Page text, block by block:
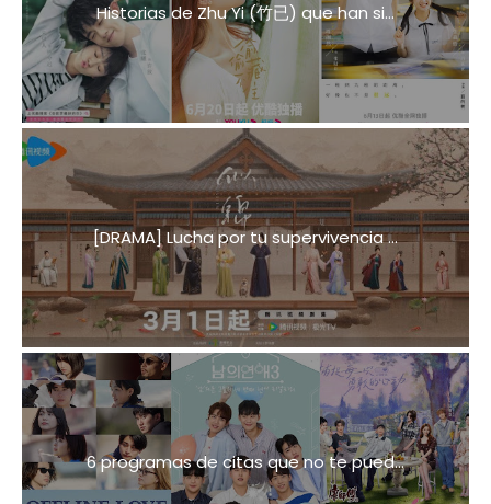
Historias de Zhu Yi (竹已) que han si...
[DRAMA] Lucha por tu supervivencia ...
6 programas de citas que no te pued...